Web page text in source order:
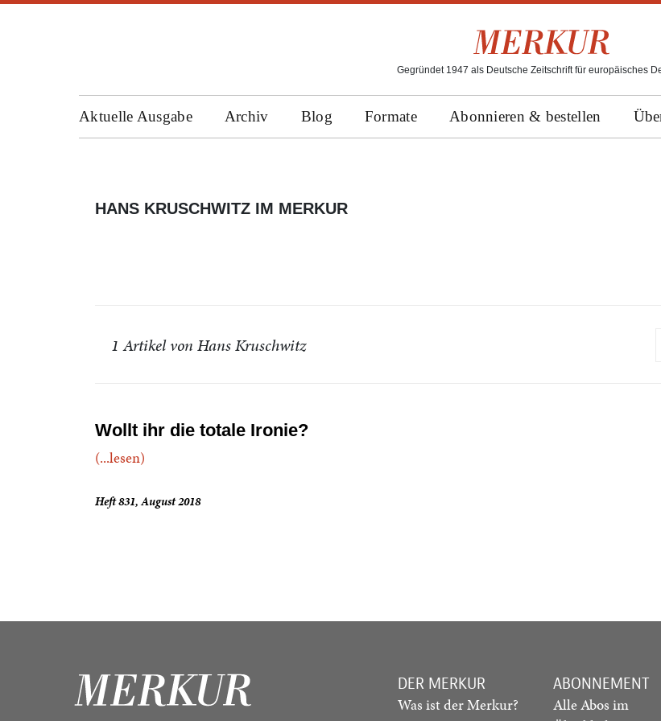
Gegründet 1947 als Deutsche Zeitschrift für europäisches
Aktuelle Ausgabe Archiv Blog Formate Abonnieren & bestellen
HANS KRUSCHWITZ IM MERKUR
1 Artikel von Hans Kruschwitz
Wollt ihr die totale Ironie?
(...lesen)
Heft 831, August 2018
DER MERKUR
Was ist der Merkur?
ABONNEMENT
Alle Abos im